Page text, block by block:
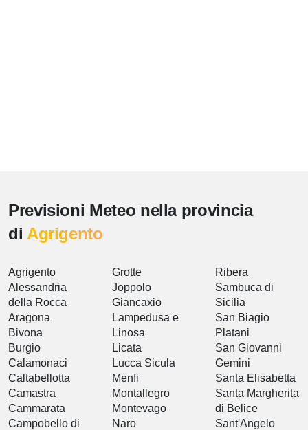
Previsioni Meteo nella provincia
di Agrigento
Agrigento
Alessandria
della Rocca
Aragona
Bivona
Burgio
Calamonaci
Caltabellotta
Camastra
Cammarata
Campobello di
Grotte
Joppolo
Giancaxio
Lampedusa e
Linosa
Licata
Lucca Sicula
Menfi
Montallegro
Montevago
Naro
Ribera
Sambuca di
Sicilia
San Biagio
Platani
San Giovanni
Gemini
Santa Elisabetta
Santa Margherita
di Belice
Sant'Angelo